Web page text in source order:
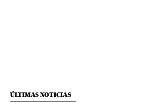
ÚLTIMAS NOTICIAS